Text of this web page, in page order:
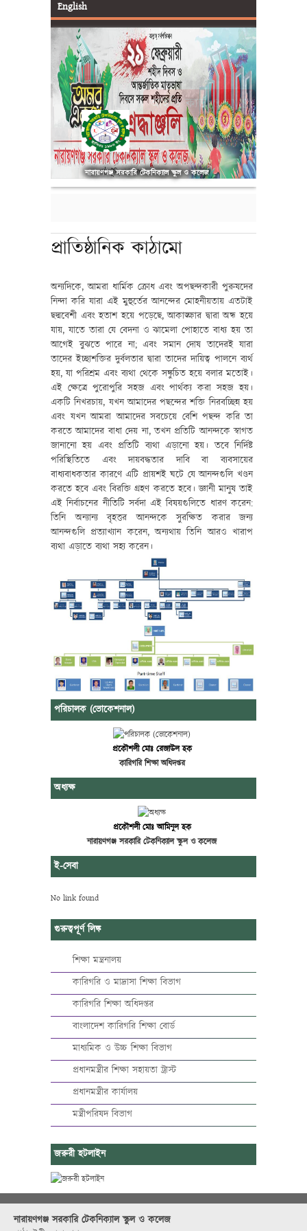
English
নারায়ণগঞ্জ সরকারি টেকনিক্যাল স্কুল ও কলেজ
আইডি কার্ড ও SMS
প্রাতিষ্ঠানিক কাঠামো
অন্যদিকে, আমরা ধার্মিক ক্রোধ এবং অপছন্দকারী পুরুষদের
নিন্দা করি যারা এই মুহুর্তের আনন্দের মোহনীয়তায় এতটাই
ছদ্মবেশী এবং হতাশ হয়ে পড়েছে, আকাঙ্ক্ষার দ্বারা অন্ধ হয়ে
যায়, যাতে তারা যে বেদনা ও ঝামেলা পোহাতে বাধ্য হয় তা
আগেই বুঝতে পারে না; এবং সমান দোষ তাদেরই যারা
তাদের ইচ্ছাশক্তির দুর্বলতার দ্বারা তাদের দায়িত্ব পালনে ব্যর্থ
হয়, যা পরিশ্রম এবং ব্যথা থেকে সঙ্কুচিত হয়ে বলার মতোই।
এই ক্ষেত্রে পুরোপুরি সহজ এবং পার্থক্য করা সহজ হয়।
একটি নিখরচায়, যখন আমাদের পছন্দের শক্তি নিরবচ্ছিন্ন হয়
এবং যখন আমরা আমাদের সবচেয়ে বেশি পছন্দ করি তা
করতে আমাদের বাধা দেয় না, তখন প্রতিটি আনন্দকে স্বাগত
জানানো হয় এবং প্রতিটি ব্যথা এড়ানো হয়। তবে নির্দিষ্ট
পরিস্থিতিতে এবং দায়বদ্ধতার দাবি বা ব্যবসায়ের
বাধ্যবাধকতার কারণে এটি প্রায়শই ঘটে যে আনন্দগুলি খণ্ডন
করতে হবে এবং বিরক্তি গ্রহণ করতে হবে। জ্ঞানী মানুষ তাই
এই নির্বাচনের নীতিটি সর্বদা এই বিষয়গুলিতে ধারণ করেন:
তিনি অন্যান্য বৃহত্তর আনন্দকে সুরক্ষিত করার জন্য
আনন্দগুলি প্রত্যাখ্যান করেন, অন্যথায় তিনি আরও খারাপ
ব্যথা এড়াতে ব্যথা সহ্য করেন।
পরিচালক (ভোকেশনাল)
প্রকৌশলী মোঃ রেজাউল হক
কারিগরি শিক্ষা অধিদপ্তর
অধ্যক্ষ
প্রকৌশলী মোঃ আমিনুল হক
নারায়ণগঞ্জ সরকারি টেকনিক্যাল স্কুল ও কলেজ
ই-সেবা
No link found
গুরুত্বপূর্ণ লিঙ্ক
শিক্ষা মন্ত্রনালয়
কারিগরি ও মাদ্রাসা শিক্ষা বিভাগ
কারিগরি শিক্ষা অধিদপ্তর
বাংলাদেশ কারিগরি শিক্ষা বোর্ড
মাধ্যমিক ও উচ্চ শিক্ষা বিভাগ
প্রধানমন্ত্রীর শিক্ষা সহায়তা ট্রাস্ট
প্রধানমন্ত্রীর কার্যালয়
মন্ত্রীপরিষদ বিভাগ
জরুরী হটলাইন
নারায়ণগঞ্জ সরকারি টেকনিক্যাল স্কুল ও কলেজ